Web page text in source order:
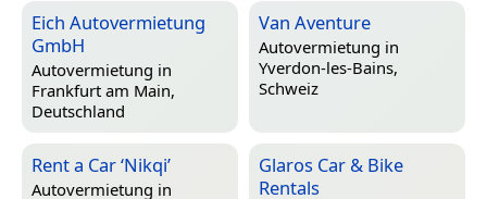
Eich Autovermietung
GmbH
Autovermietung in
Frankfurt am Main,
Deutschland
Van Aventure
Autovermietung in
Yverdon-les-Bains,
Schweiz
Rent a Car ‘Nikqi’
Autovermietung in
Glaros Car & Bike
Rentals